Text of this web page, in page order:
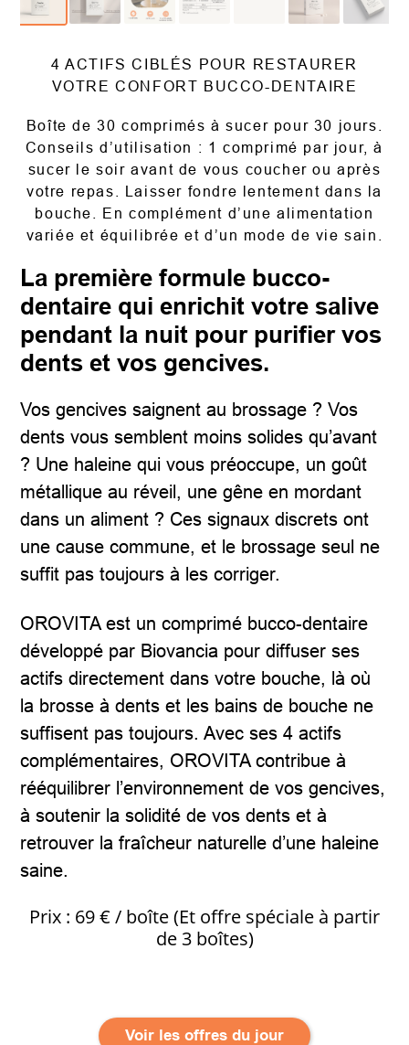
4 ACTIFS CIBLÉS POUR RESTAURER
VOTRE CONFORT BUCCO-DENTAIRE
Boîte de 30 comprimés à sucer pour 30 jours.
Conseils d’utilisation : 1 comprimé par jour, à
sucer le soir avant de vous coucher ou après
votre repas. Laisser fondre lentement dans la
bouche. En complément d’une alimentation
variée et équilibrée et d’un mode de vie sain.
La première formule bucco-
dentaire qui enrichit votre salive
pendant la nuit pour purifier vos
dents et vos gencives.
Vos gencives saignent au brossage ? Vos
dents vous semblent moins solides qu’avant
? Une haleine qui vous préoccupe, un goût
métallique au réveil, une gêne en mordant
dans un aliment ? Ces signaux discrets ont
une cause commune, et le brossage seul ne
suffit pas toujours à les corriger.
OROVITA est un comprimé bucco-dentaire
développé par Biovancia pour diffuser ses
actifs directement dans votre bouche, là où
la brosse à dents et les bains de bouche ne
suffisent pas toujours. Avec ses 4 actifs
complémentaires, OROVITA contribue à
rééquilibrer l’environnement de vos gencives,
à soutenir la solidité de vos dents et à
retrouver la fraîcheur naturelle d’une haleine
saine.
Prix : 69 € / boîte (Et offre spéciale à partir
de 3 boîtes)
Voir les offres du jour